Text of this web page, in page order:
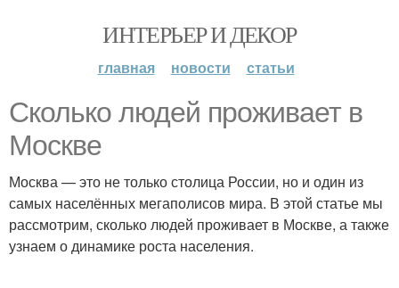
ИНТЕРЬЕР И ДЕКОР
главная новости статьи
Сколько людей проживает в
Москве
Москва — это не только столица России, но и один из
самых населённых мегаполисов мира. В этой статье мы
рассмотрим, сколько людей проживает в Москве, а также
узнаем о динамике роста населения.